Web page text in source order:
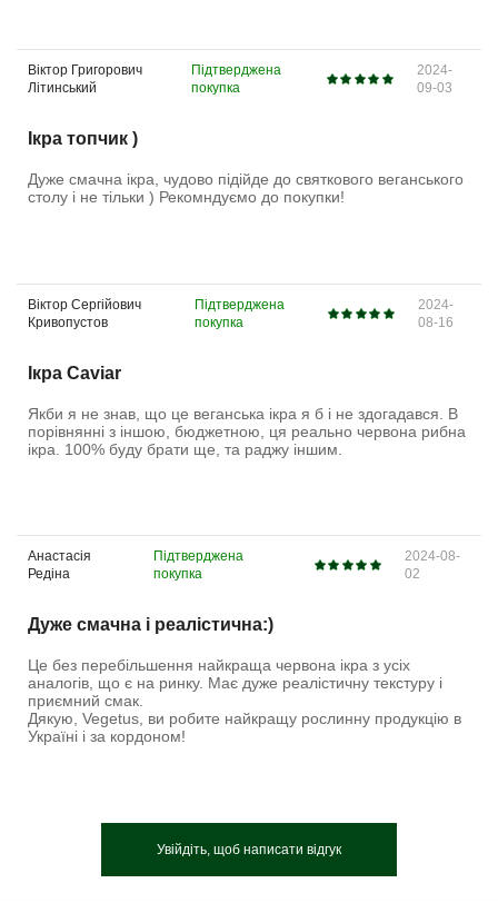
Віктор Григорович
Літинський
Підтверджена
покупка
2024-
09-03
Ікра топчик )
Дуже смачна ікра, чудово підійде до святкового веганського
столу і не тільки ) Рекомндуємо до покупки!
Віктор Сергійович
Кривопустов
Підтверджена
покупка
2024-
08-16
Ікра Caviar
Якби я не знав, що це веганська ікра я б і не здогадався. В
порівнянні з іншою, бюджетною, ця реально червона рибна
ікра. 100% буду брати ще, та раджу іншим.
Анастасія
Редіна
Підтверджена
покупка
2024-08-
02
Дуже смачна і реалістична:)
Це без перебільшення найкраща червона ікра з усіх
аналогів, що є на ринку. Має дуже реалістичну текстуру і
приємний смак.
Дякую, Vegetus, ви робите найкращу рослинну продукцію в
Україні і за кордоном!
Увійдіть, щоб написати відгук